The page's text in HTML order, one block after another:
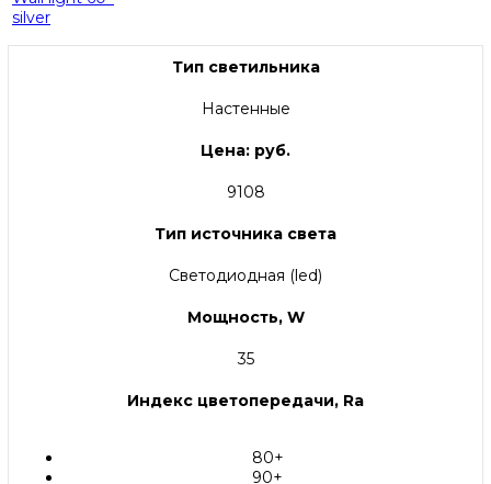
silver
Тип светильника
Настенные
Цена: руб.
9108
Тип источника света
Светодиодная (led)
Мощность, W
35
Индекс цветопередачи, Ra
80+
90+